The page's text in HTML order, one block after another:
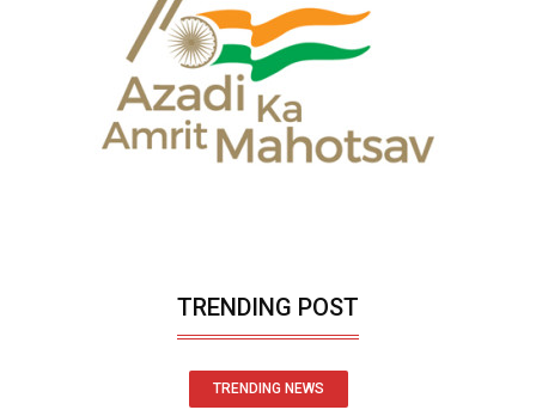
TRENDING POST
TRENDING NEWS